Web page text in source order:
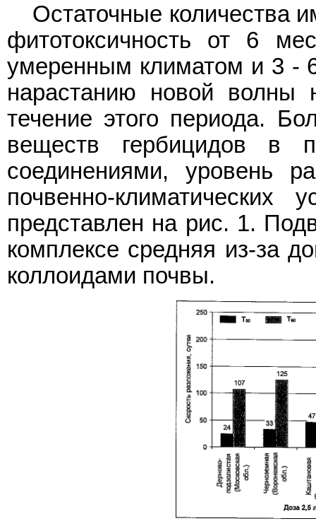
Остаточные количества
фитотоксичность от 6
умеренным климатом и 3 -
нарастанию новой волны
течение этого периода.
веществ гербицидов в
соединениями, уровень
почвенно-климатических
представлен на рис. 1.
комплексе средняя из-за
коллоидами почвы.